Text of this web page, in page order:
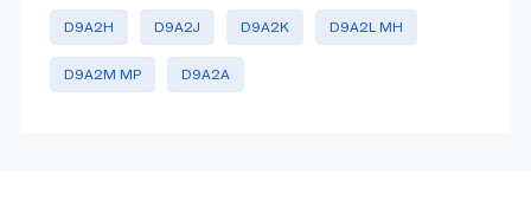
D9A2H D9A2J D9A2K D9A2L MH
D9A2M MP D9A2A